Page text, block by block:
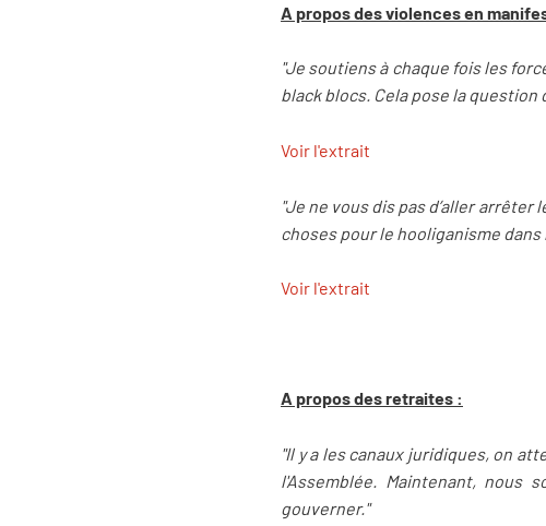
A propos des violences en
"Je soutiens à chaque fois les
black blocs. Cela pose la question
Voir l'extrait
"Je ne vous dis pas d’aller
choses pour le hooliganisme dans
Voir l'extrait
A propos des retraites :
"Il y a les canaux juridiques, on
l'Assemblée. Maintenant, nous
gouverner."